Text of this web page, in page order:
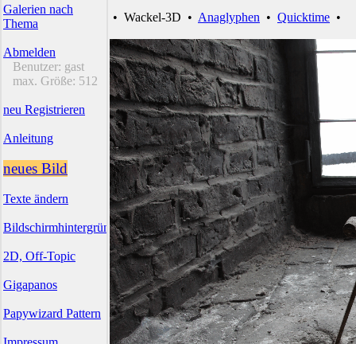
Galerien nach
Thema
Abmelden
Benutzer: gast
max. Größe: 512
neu Registrieren
Anleitung
neues Bild
Texte ändern
Bildschirmhintergründe
2D, Off-Topic
Gigapanos
Papywizard Pattern
• Wackel-3D • Anaglyphen • Quicktime •